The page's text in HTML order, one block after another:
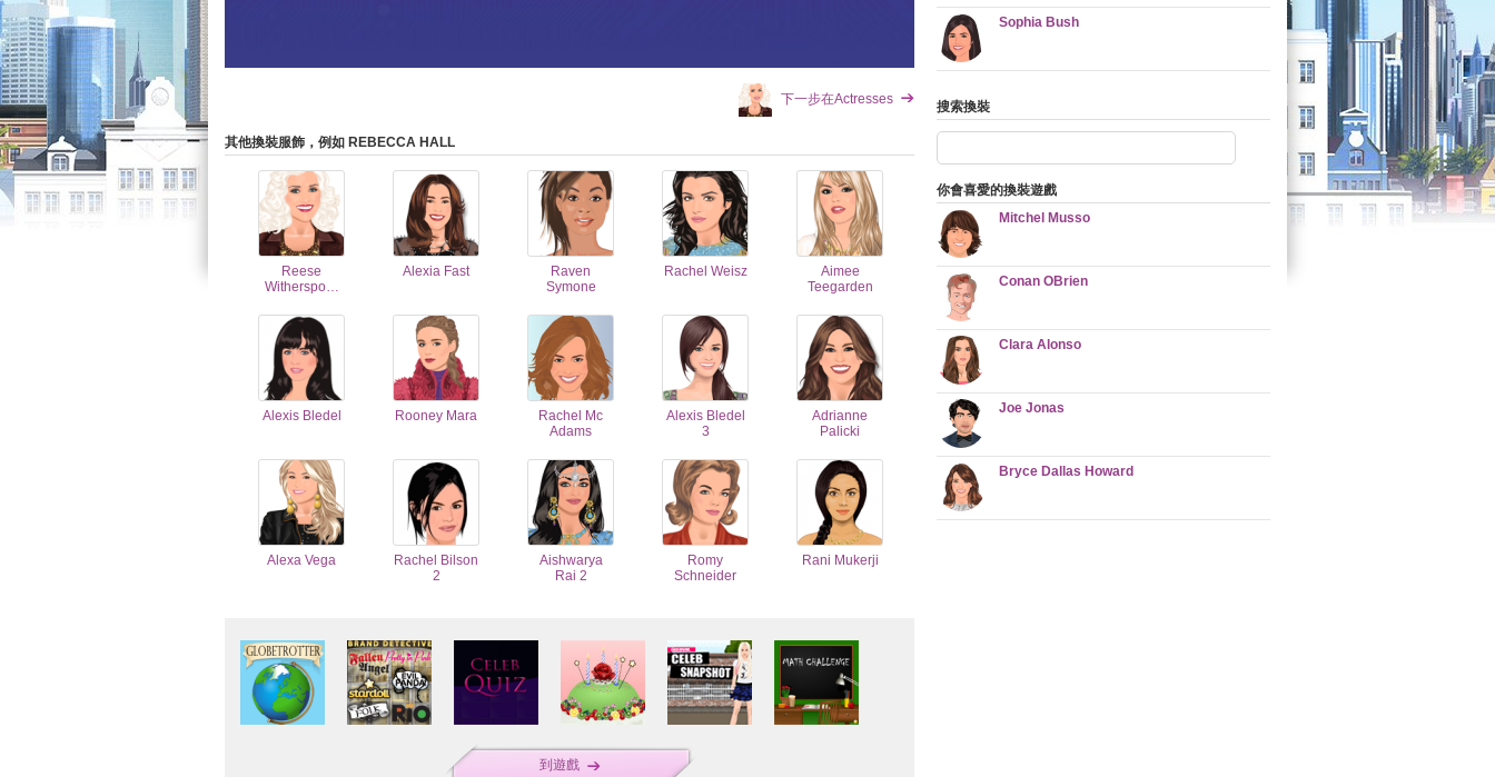
下一步在Actresses
其他換裝服飾，例如 REBECCA HALL
Reese
Witherspo…
Alexia Fast
Raven
Symone
Rachel Weisz
Aimee
Teegarden
Alexis Bledel Rooney Mara
Rachel Mc
Adams
Alexis Bledel
3
Adrianne
Palicki
Alexa Vega
Rachel Bilson
2
Aishwarya
Rai 2
Romy
Schneider
Rani Mukerji
到遊戲
Sophia Bush
搜索換裝
你會喜愛的換裝遊戲
Mitchel Musso
Conan OBrien
Clara Alonso
Joe Jonas
Bryce Dallas Howard